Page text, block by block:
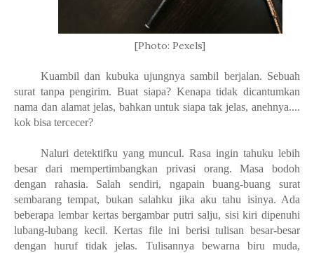
[Photo: Pexels]
Kuambil dan kubuka ujungnya sambil berjalan. Sebuah
surat tanpa pengirim. Buat siapa? Kenapa tidak dicantumkan
nama dan alamat jelas, bahkan untuk siapa tak jelas, anehnya....
kok bisa tercecer?
Naluri detektifku yang muncul. Rasa ingin tahuku lebih
besar dari mempertimbangkan privasi orang. Masa bodoh
dengan rahasia. Salah sendiri, ngapain buang-buang surat
sembarang tempat, bukan salahku jika aku tahu isinya. Ada
beberapa lembar kertas bergambar putri salju, sisi kiri dipenuhi
lubang-lubang kecil. Kertas file ini berisi tulisan besar-besar
dengan huruf tidak jelas. Tulisannya bewarna biru muda,